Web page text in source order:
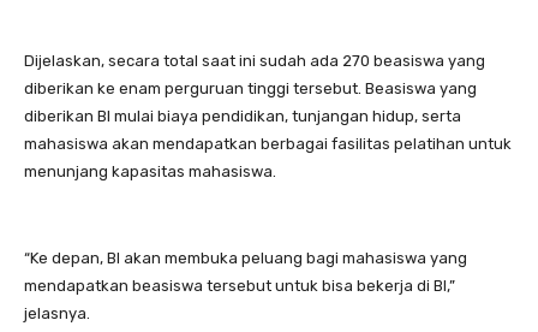
Dijelaskan, secara total saat ini sudah ada 270 beasiswa yang
diberikan ke enam perguruan tinggi tersebut. Beasiswa yang
diberikan BI mulai biaya pendidikan, tunjangan hidup, serta
mahasiswa akan mendapatkan berbagai fasilitas pelatihan untuk
menunjang kapasitas mahasiswa.
“Ke depan, BI akan membuka peluang bagi mahasiswa yang
mendapatkan beasiswa tersebut untuk bisa bekerja di BI,”
jelasnya.